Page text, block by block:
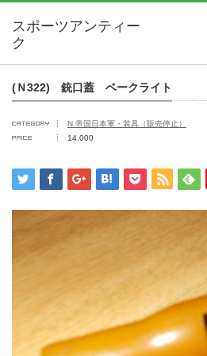
(Ｎ322) 銃口蓋 ベークライト
N.帝国日本軍・装具（販売停止）
14,000